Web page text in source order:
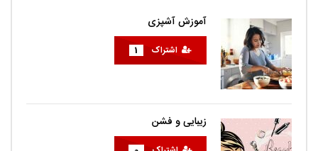
آموزش آشپزی
اشتراک 1
زیبایی و فشن